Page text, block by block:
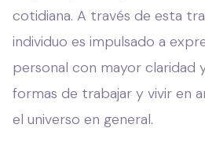
cotidiana. A través de esta
individuo es impulsado a
personal con mayor claridad
formas de trabajar y vivir en
el universo en general.